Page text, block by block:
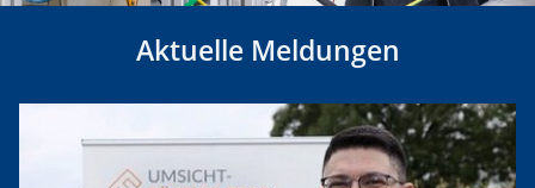
Aktuelle Meldungen